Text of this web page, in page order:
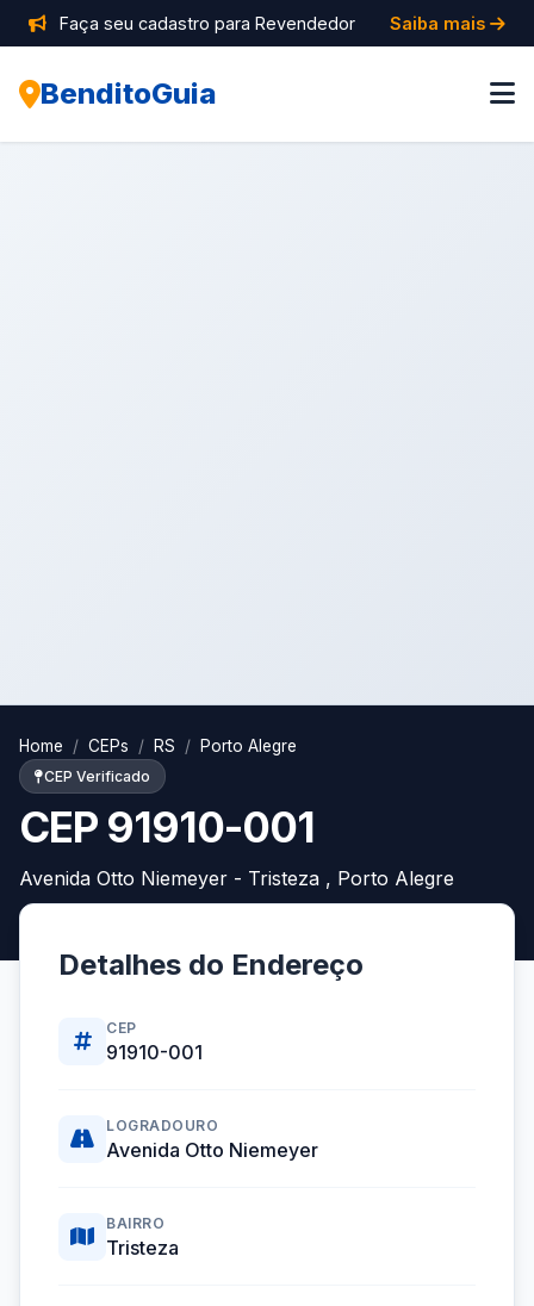
Faça seu cadastro para Revendedor Saiba mais
BenditoGuia
Home CEPs RS Porto Alegre
CEP Verificado
CEP 91910-001
Avenida Otto Niemeyer - Tristeza , Porto Alegre
Detalhes do Endereço
CEP
91910-001
LOGRADOURO
Avenida Otto Niemeyer
BAIRRO
Tristeza